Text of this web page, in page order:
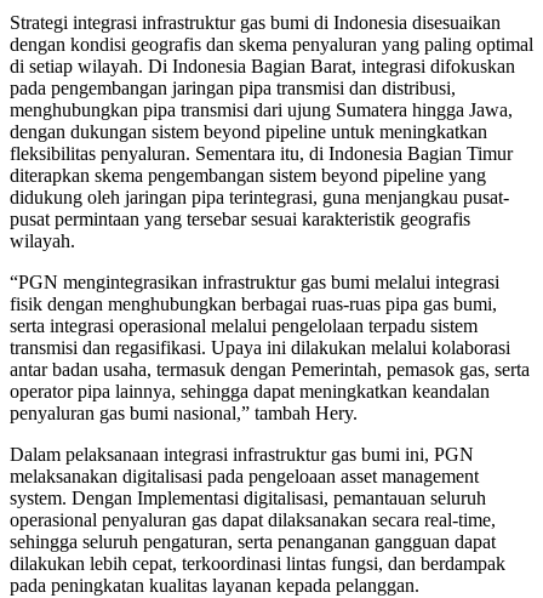
Strategi integrasi infrastruktur gas bumi di Indonesia disesuaikan
dengan kondisi geografis dan skema penyaluran yang paling optimal
di setiap wilayah. Di Indonesia Bagian Barat, integrasi difokuskan
pada pengembangan jaringan pipa transmisi dan distribusi,
menghubungkan pipa transmisi dari ujung Sumatera hingga Jawa,
dengan dukungan sistem beyond pipeline untuk meningkatkan
fleksibilitas penyaluran. Sementara itu, di Indonesia Bagian Timur
diterapkan skema pengembangan sistem beyond pipeline yang
didukung oleh jaringan pipa terintegrasi, guna menjangkau pusat-
pusat permintaan yang tersebar sesuai karakteristik geografis
wilayah.
“PGN mengintegrasikan infrastruktur gas bumi melalui integrasi
fisik dengan menghubungkan berbagai ruas-ruas pipa gas bumi,
serta integrasi operasional melalui pengelolaan terpadu sistem
transmisi dan regasifikasi. Upaya ini dilakukan melalui kolaborasi
antar badan usaha, termasuk dengan Pemerintah, pemasok gas, serta
operator pipa lainnya, sehingga dapat meningkatkan keandalan
penyaluran gas bumi nasional,” tambah Hery.
Dalam pelaksanaan integrasi infrastruktur gas bumi ini, PGN
melaksanakan digitalisasi pada pengeloaan asset management
system. Dengan Implementasi digitalisasi, pemantauan seluruh
operasional penyaluran gas dapat dilaksanakan secara real-time,
sehingga seluruh pengaturan, serta penanganan gangguan dapat
dilakukan lebih cepat, terkoordinasi lintas fungsi, dan berdampak
pada peningkatan kualitas layanan kepada pelanggan.